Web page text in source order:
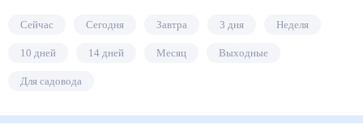
Сейчас Сегодня Завтра 3 дня Неделя
10 дней 14 дней Месяц Выходные
Для садовода